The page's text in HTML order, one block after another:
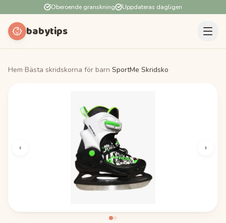
Oberoende granskning Uppdateras dagligen
babytips
Hem Bästa skridskorna för barn SportMe Skridsko
‹ ›